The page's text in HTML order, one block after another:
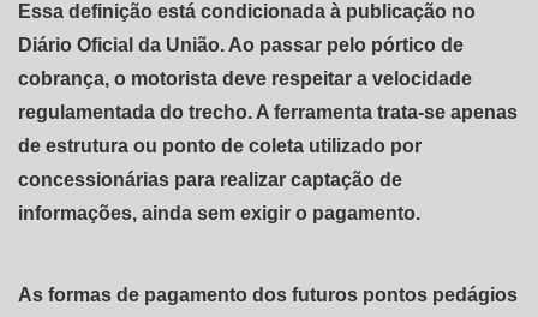
Essa definição está condicionada à publicação no
Diário Oficial da União. Ao passar pelo pórtico de
cobrança, o motorista deve respeitar a velocidade
regulamentada do trecho. A ferramenta trata-se apenas
de estrutura ou ponto de coleta utilizado por
concessionárias para realizar captação de
informações, ainda sem exigir o pagamento.
As formas de pagamento dos futuros pontos pedágios